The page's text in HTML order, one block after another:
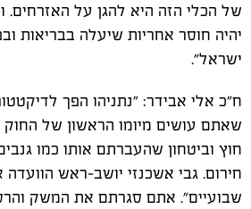
של הכלי הזה היא להגן על האזרחים.
יהיה חוסר אחריות שיעלה בבריאות
ישראל".
ח"כ אלי אבידר: "נתניהו הפך
שאתם עושים מיומו הראשון של החוק
חוץ וביטחון שהעברתם אותו כמו
חירום. גבי אשכנזי יושב-ראש
שבועיים". אתם סגרתם את המשק